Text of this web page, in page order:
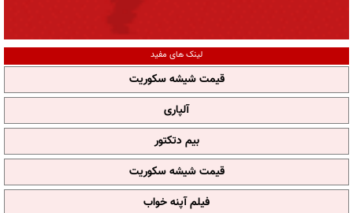
لینک های مفید
قیمت شیشه سکوریت
آلپاری
بیم دتکتور
قیمت شیشه سکوریت
فیلم آپنه خواب